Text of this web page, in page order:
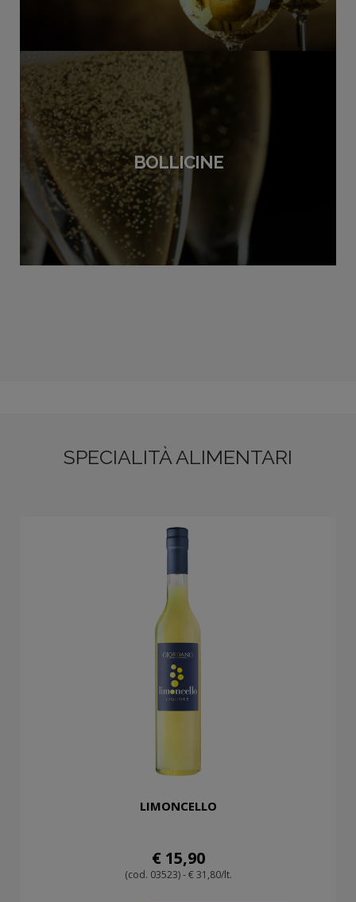
BOLLICINE
SPECIALITÀ ALIMENTARI
LIMONCELLO
€ 15,90
(cod. 03523) - € 31,80/lt.